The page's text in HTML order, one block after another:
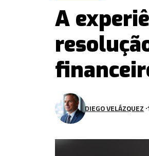
A
DIEGO VELÁZQUEZ